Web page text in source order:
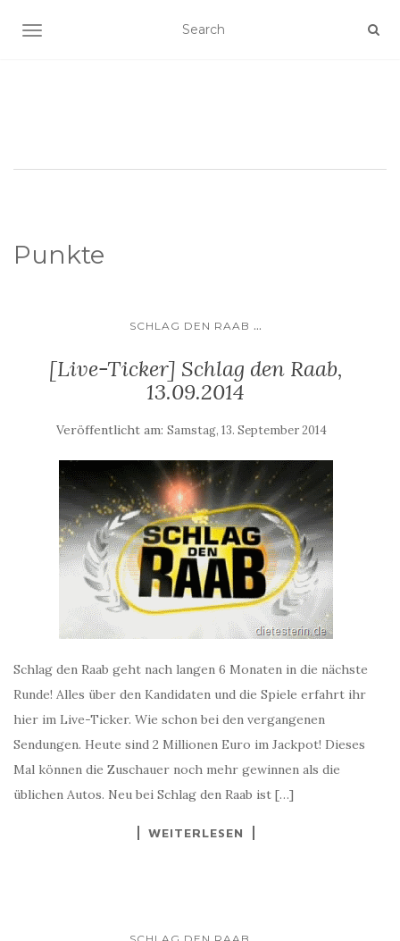
SCHALTE NAVIGATION
Punkte
SCHLAG DEN RAAB ...
[Live-Ticker] Schlag den Raab,
13.09.2014
Veröffentlicht am: Samstag, 13. September 2014
Schlag den Raab geht nach langen 6 Monaten in die nächste
Runde! Alles über den Kandidaten und die Spiele erfahrt ihr
hier im Live-Ticker. Wie schon bei den vergangenen
Sendungen. Heute sind 2 Millionen Euro im Jackpot! Dieses
Mal können die Zuschauer noch mehr gewinnen als die
üblichen Autos. Neu bei Schlag den Raab ist […]
WEITERLESEN